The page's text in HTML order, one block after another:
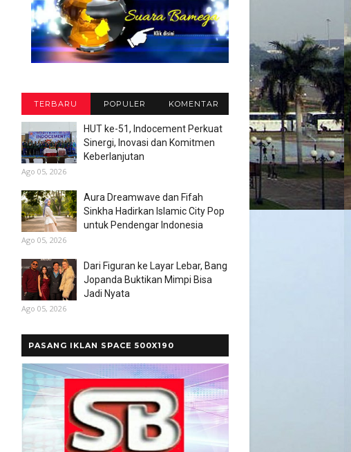
TERBARU POPULER KOMENTAR
HUT ke-51, Indocement Perkuat
Sinergi, Inovasi dan Komitmen
Keberlanjutan
Ago 05, 2026
Aura Dreamwave dan Fifah
Sinkha Hadirkan Islamic City Pop
untuk Pendengar Indonesia
Ago 05, 2026
Dari Figuran ke Layar Lebar, Bang
Jopanda Buktikan Mimpi Bisa
Jadi Nyata
Ago 05, 2026
PASANG IKLAN SPACE 500X190